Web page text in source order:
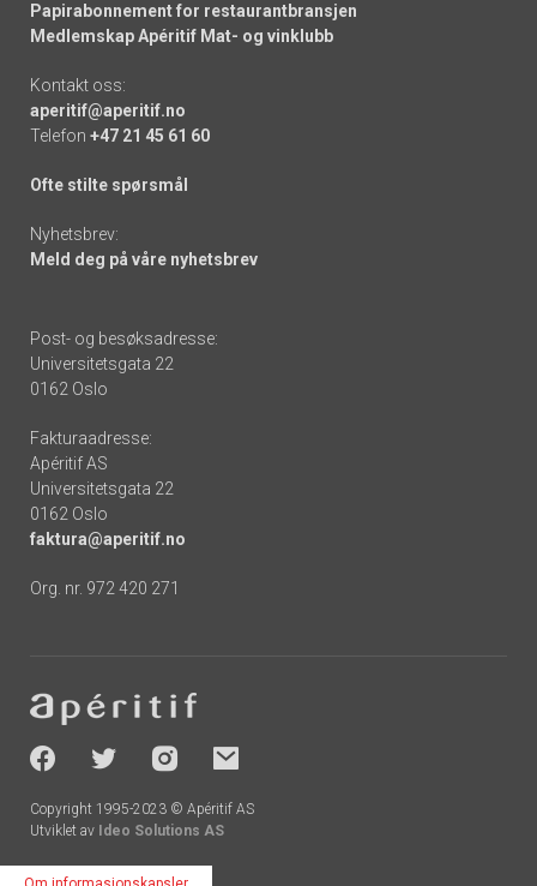
Papirabonnement for restaurantbransjen
Medlemskap Apéritif Mat- og vinklubb
Kontakt oss:
aperitif@aperitif.no
Telefon +47 21 45 61 60
Ofte stilte spørsmål
Nyhetsbrev:
Meld deg på våre nyhetsbrev
Post- og besøksadresse:
Universitetsgata 22
0162 Oslo
Fakturaadresse:
Apéritif AS
Universitetsgata 22
0162 Oslo
faktura@aperitif.no
Org. nr. 972 420 271
-
socials
Copyright 1995-2023 © Apéritif AS
Utviklet av Ideo Solutions AS